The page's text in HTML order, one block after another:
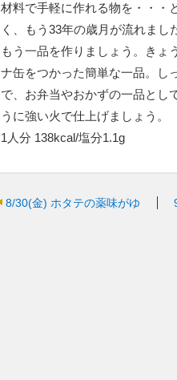
材料で手軽に作れる物を・・・
く、もう33年の歳月が流れま
もう一品を作りましょう。きょ
ナ缶をつかった簡単な一品。し
で、お弁当やおかずの一品とし
うに強い火で仕上げましょう。
1人分 138kcal/塩分1.1g
8/30(金) ホタテの薬味がゆ